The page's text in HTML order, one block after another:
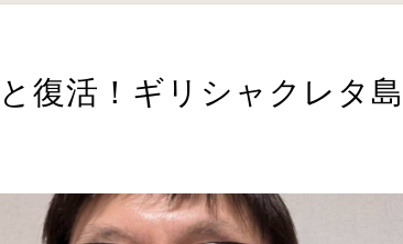
復活！ギリシャクレタ